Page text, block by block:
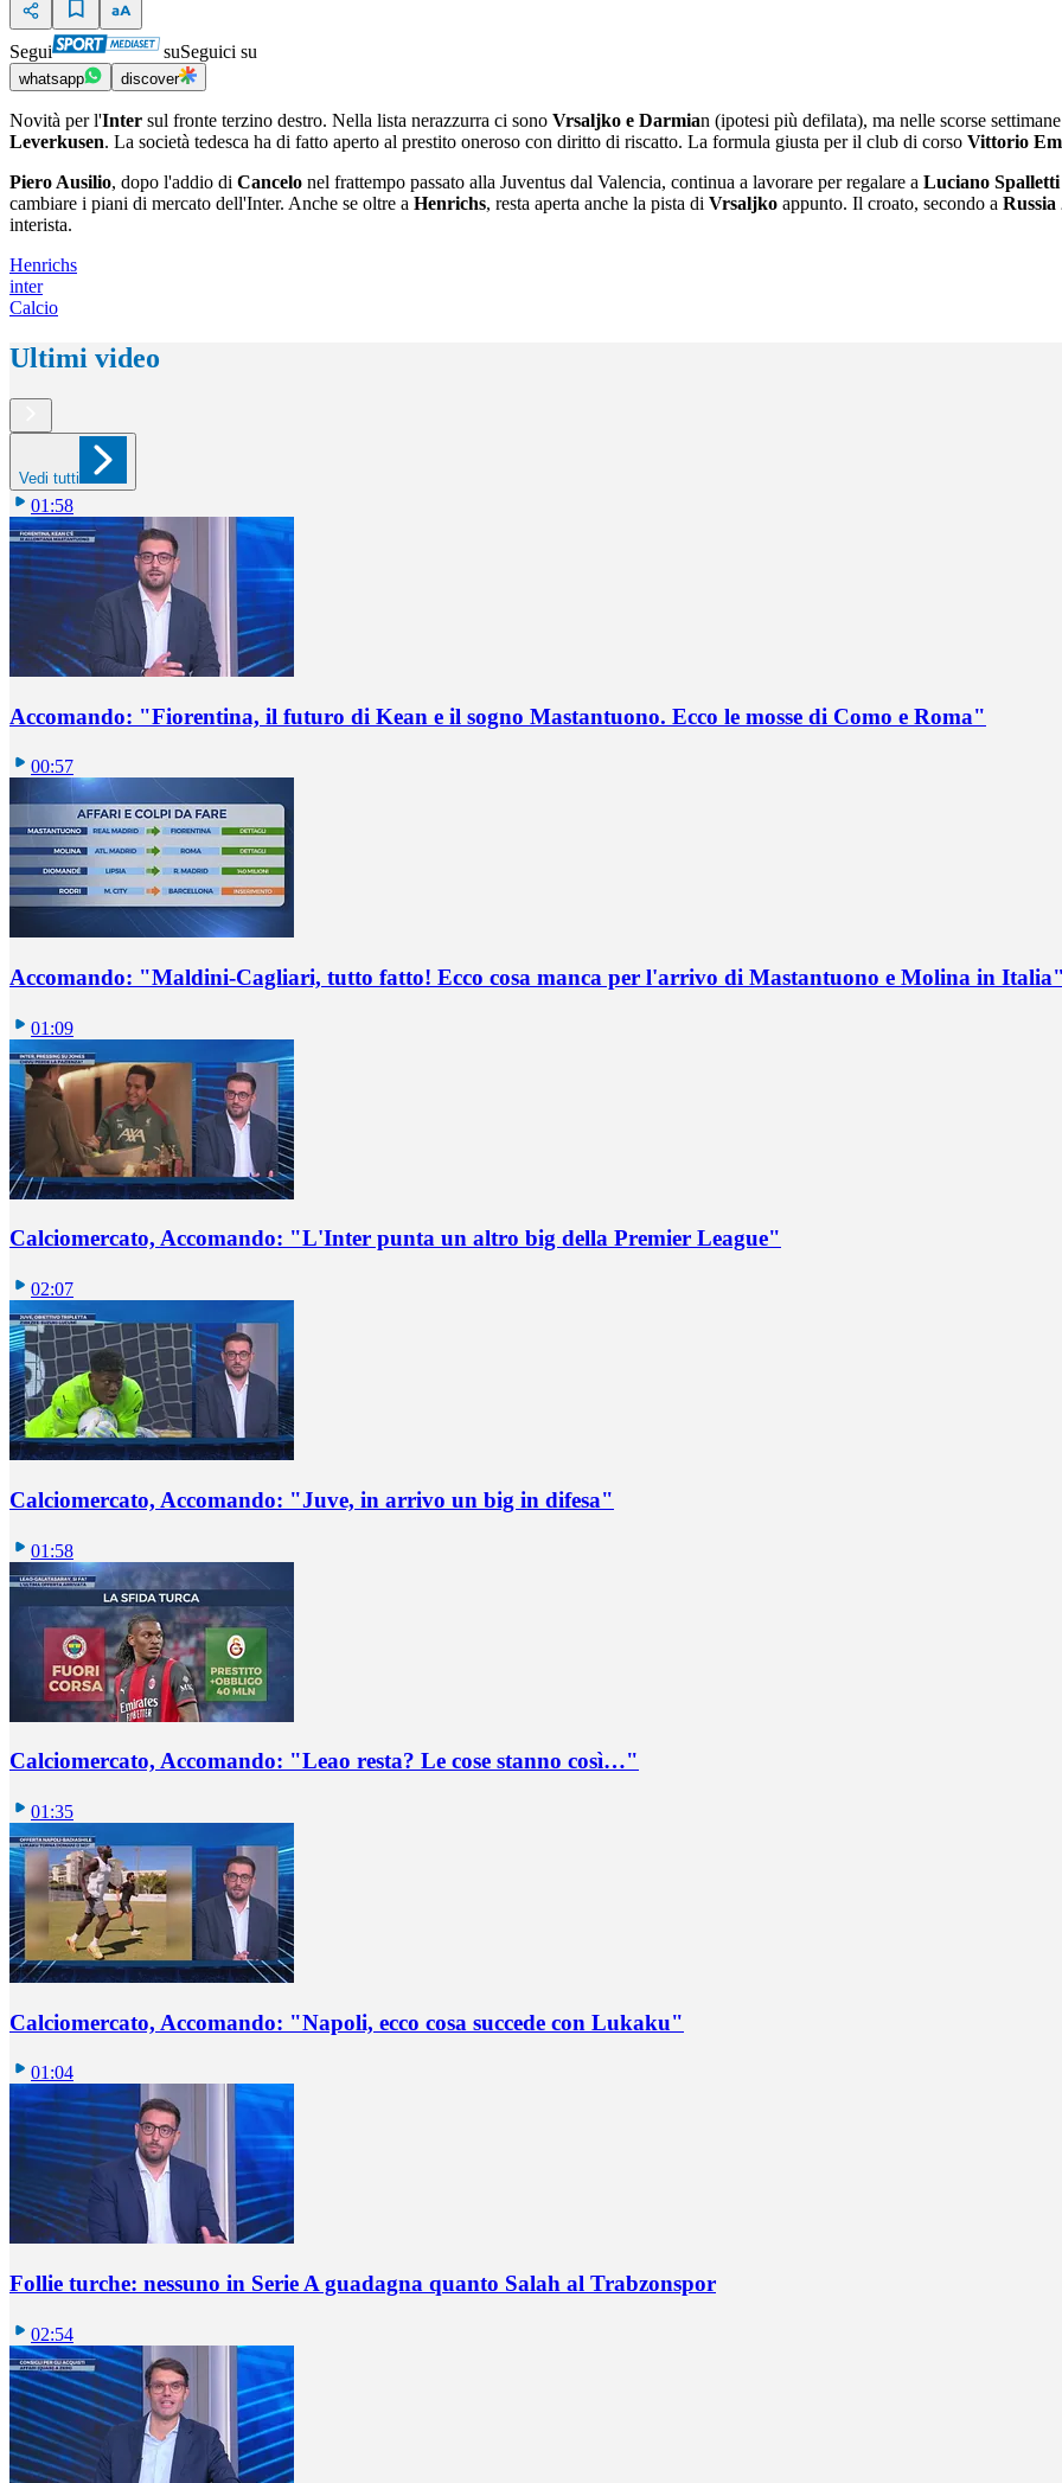
Segui suSeguici su
whatsapp discover
Novità per l'Inter sul fronte terzino destro. Nella lista nerazzurra ci sono Vrsaljko e Darmian (ipotesi più defilata), ma nelle scorse
Leverkusen. La società tedesca ha di fatto aperto al prestito oneroso con diritto di riscatto. La formula giusta per il club di corso Vittorio
Piero Ausilio, dopo l'addio di Cancelo nel frattempo passato alla Juventus dal Valencia, continua a lavorare per regalare a Luciano Spalletti
cambiare i piani di mercato dell'Inter. Anche se oltre a Henrichs, resta aperta anche la pista di Vrsaljko appunto. Il croato, secondo a Russia
interista.
Henrichs
inter
Calcio
Ultimi video
Vedi tutti
01:58
Accomando: "Fiorentina, il futuro di Kean e il sogno Mastantuono. Ecco le mosse di Como e Roma"
00:57
Accomando: "Maldini-Cagliari, tutto fatto! Ecco cosa manca per l'arrivo di Mastantuono e Molina in
01:09
Calciomercato, Accomando: "L'Inter punta un altro big della Premier League"
02:07
Calciomercato, Accomando: "Juve, in arrivo un big in difesa"
01:58
Calciomercato, Accomando: "Leao resta? Le cose stanno così…"
01:35
Calciomercato, Accomando: "Napoli, ecco cosa succede con Lukaku"
01:04
Follie turche: nessuno in Serie A guadagna quanto Salah al Trabzonspor
02:54